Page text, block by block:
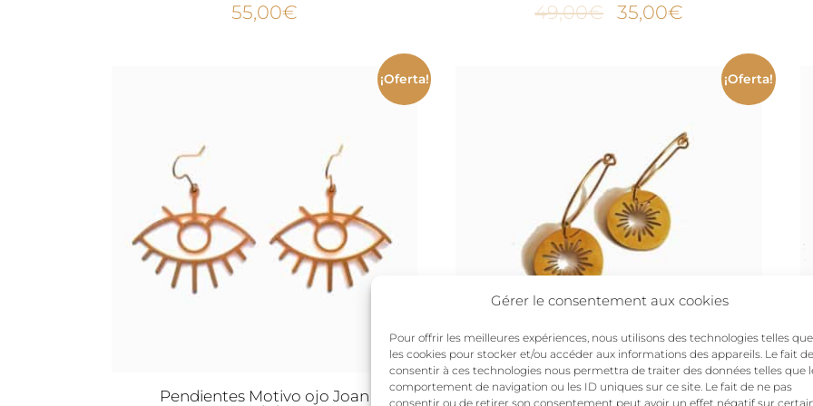
Gérer le consentement aux cookies
Pour offrir les meilleures expériences, nous utilisons des technologies telles que
les cookies pour stocker et/ou accéder aux informations des appareils. Le fait de
consentir à ces technologies nous permettra de traiter des données telles que
comportement de navigation ou les ID uniques sur ce site. Le fait de ne pas
consentir ou de retirer son consentement peut avoir un effet négatif sur
55,00€ 49,00€ El
35,00€
actual
35,00€.
¡Oferta!
Pendientes Motivo ojo Joan
¡Oferta!
MIRÓ – Pendientes criollos